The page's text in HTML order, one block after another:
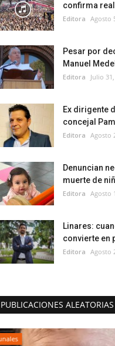
confirma
Editora Agosto
Pesar por
Manuel
Editora Julio
Ex dirigente
concejal
Editora Agosto
Denuncian
muerte de
Editora Agosto
Linares:
convierte en
Editora Agosto
PUBLICACIONES ALEATORIAS
Deporte